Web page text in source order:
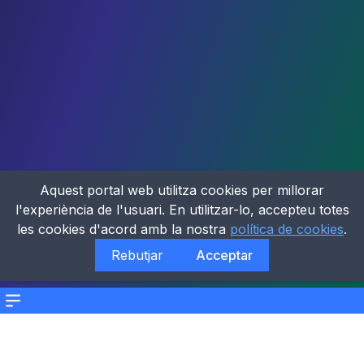
Menu
Aquest portal web utilitza cookies per millorar
l'experiència de l'usuari. En utilitzar-lo, accepteu totes
les cookies d'acord amb la nostra política de cookies.
Rebutjar
Acceptar